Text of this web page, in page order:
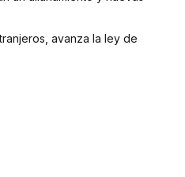
avanza la ley de